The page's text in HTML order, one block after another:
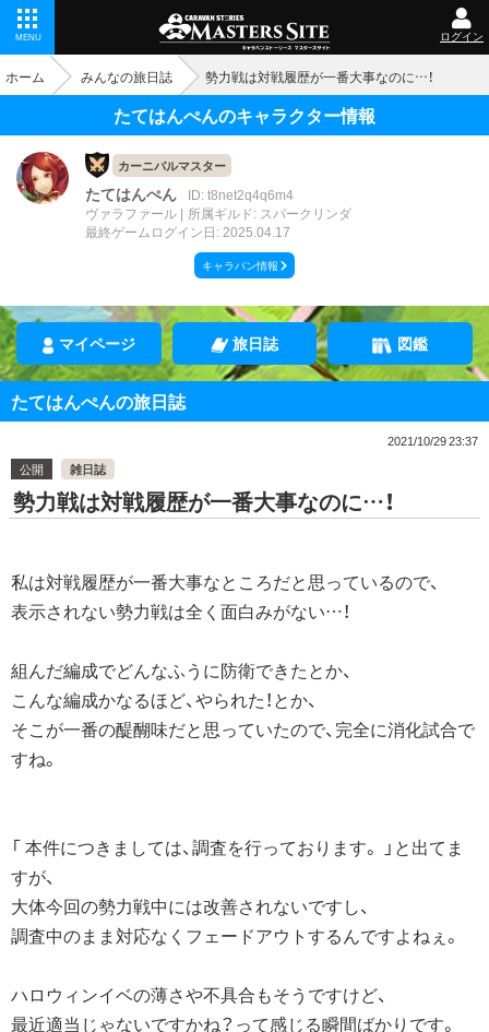
MENU ログイン
ホーム みんなの旅日誌 勢力戦は対戦履歴が一番大事なのに…！
たてはんぺんのキャラクター情報
カーニバルマスター
たてはんぺん
ID: t8net2q4q6m4
ヴァラファール
所属ギルド: スパークリンダ
最終ゲームログイン日: 2025.04.17
キャラバン情報
マイページ 旅日誌 図鑑
たてはんぺんの旅日誌
2021/10/29 23:37
公開
雑日誌
勢力戦は対戦履歴が一番大事なのに…！
私は対戦履歴が一番大事なところだと思っているので、
表示されない勢力戦は全く面白みがない…！
組んだ編成でどんなふうに防衛できたとか、
こんな編成かなるほど、やられた！とか、
そこが一番の醍醐味だと思っていたので、完全に消化試合で
すね。
「 本件につきましては、調査を行っております。 」と出てま
すが、
大体今回の勢力戦中には改善されないですし、
調査中のまま対応なくフェードアウトするんですよねぇ。
ハロウィンイベの薄さや不具合もそうですけど、
最近適当じゃないですかね？って感じる瞬間ばかりです。